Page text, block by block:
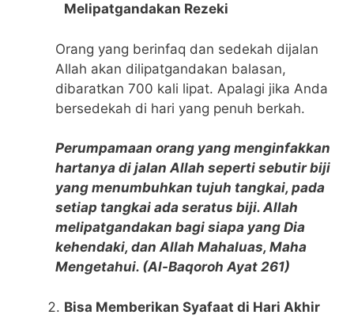
Melipatgandakan Rezeki
Orang yang berinfaq dan sedekah dijalan
Allah akan dilipatgandakan balasan,
dibaratkan 700 kali lipat. Apalagi jika Anda
bersedekah di hari yang penuh berkah.
Perumpamaan orang yang menginfakkan
hartanya di jalan Allah seperti sebutir biji
yang menumbuhkan tujuh tangkai, pada
setiap tangkai ada seratus biji. Allah
melipatgandakan bagi siapa yang Dia
kehendaki, dan Allah Mahaluas, Maha
Mengetahui. (Al-Baqoroh Ayat 261)
Bisa Memberikan Syafaat di Hari Akhir